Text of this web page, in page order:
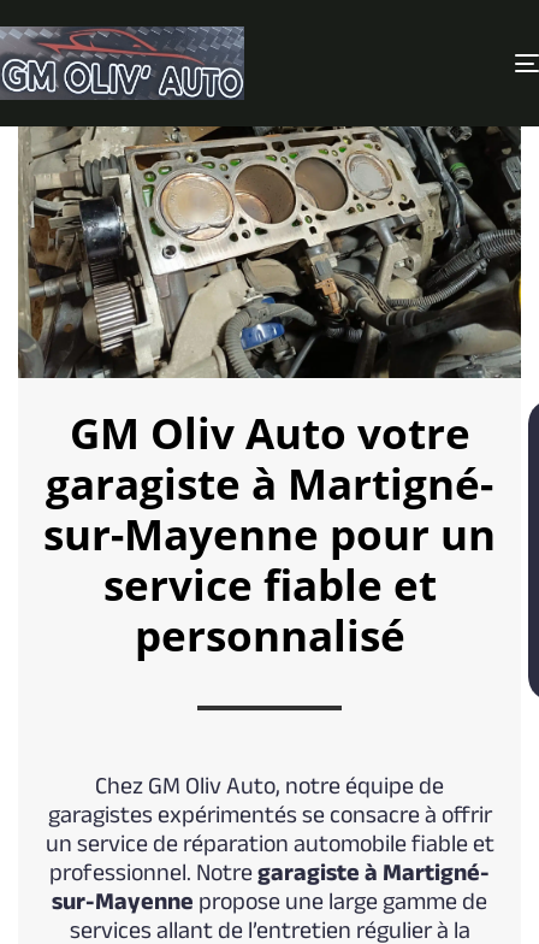
GM Oliv Auto votre
garagiste à Martigné-
sur-Mayenne pour un
service fiable et
personnalisé
Chez GM Oliv Auto, notre équipe de
garagistes expérimentés se consacre à offrir
un service de réparation automobile fiable et
professionnel. Notregaragiste à Martigné-
sur-Mayenne propose une large gamme de
services allant de l’entretien régulier à la